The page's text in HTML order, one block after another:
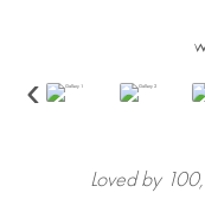
‹
Loved by